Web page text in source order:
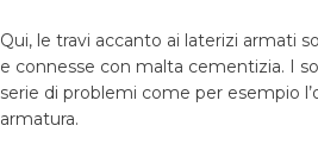
Qui, le travi accanto ai laterizi armati
e connesse con malta cementizia. I
serie di problemi come per esempio
armatura.